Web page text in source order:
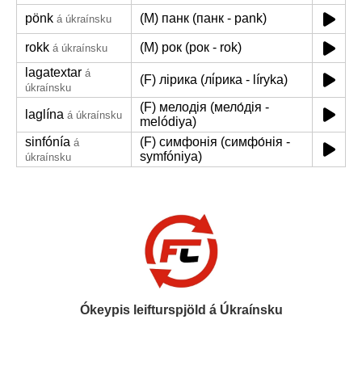
pönk á úkraínsku (M) панк (панк - pank)
rokk á úkraínsku
(M) рок (рок - rok)
lagatextar á
úkraínsku
(F) лірика (лі́рика - líryka)
laglína á úkraínsku
(F) мелодія (мело́дія -
melódiya)
sinfónía á
úkraínsku
(F) симфонія (симфо́нія -
symfóniya)
Ókeypis leifturspjöld á Úkraínsku